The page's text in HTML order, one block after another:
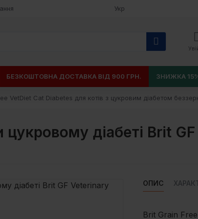
Укр
БЕЗКОШТОВНА ДОСТАВКА ВІД 900 ГРН. ЗНИЖКА
VetDiet Cat Diabetes для котів з цукровим діабетом
діабеті Brit
ОПИС
Brit Grain